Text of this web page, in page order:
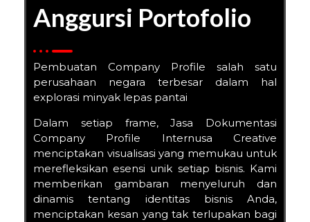
Anggursi Portofolio
Pembuatan Company Profile salah satu
perusahaan negara terbesar dalam hal
explorasi minyak lepas pantai
Dalam setiap frame, Jasa Dokumentasi
Company Profile Internusa Creative
menciptakan visualisasi yang memukau untuk
merefleksikan esensi unik setiap bisnis. Kami
memberikan gambaran menyeluruh dan
dinamis tentang identitas bisnis Anda,
menciptakan kesan yang tak terlupakan bagi